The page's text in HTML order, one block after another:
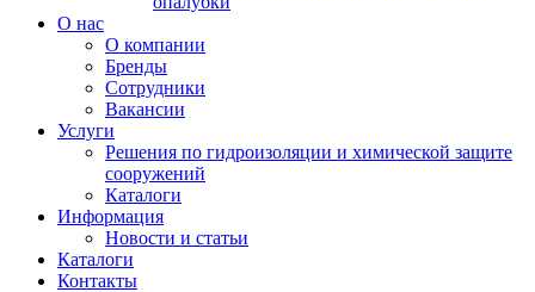
О нас
О компании
Бренды
Сотрудники
Вакансии
Услуги
Решения по гидроизоляции и химической защите
сооружений
Каталоги
Информация
Новости и статьи
Каталоги
Контакты